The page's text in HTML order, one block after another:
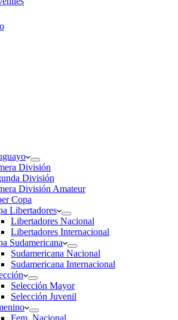
División
División
División Amateur
Copa
Libertadores
Libertadores Nacional
Libertadores Internacional
Sudamericana
Sudamericana Nacional
Sudamericana Internacional
Selección Mayor
Selección Juvenil
Fem. Nacional